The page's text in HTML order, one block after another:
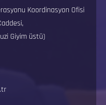
Koordinasyon Ofisi
Giyim üstü)